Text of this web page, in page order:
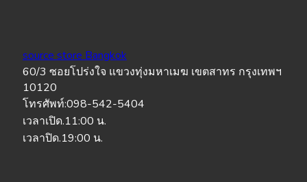
source store Bangkok
60/3 ซอยโปร่งใจ แขวงทุ่งมหาเมฆ เขตสาทร กรุงเทพฯ
10120
โทรศัพท์:098-542-5404
เวลาเปิด.11:00 น.
เวลาปิด.19:00 น.